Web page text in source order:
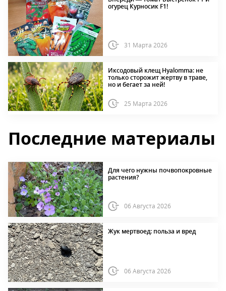
огурец Курносик F1!
31 Марта 2026
Иксодовый клещ Hyalomma: не
только сторожит жертву в траве,
но и бегает за ней!
25 Марта 2026
Последние материалы
Для чего нужны почвопокровные
растения?
06 Августа 2026
Жук мертвоед: польза и вред
06 Августа 2026